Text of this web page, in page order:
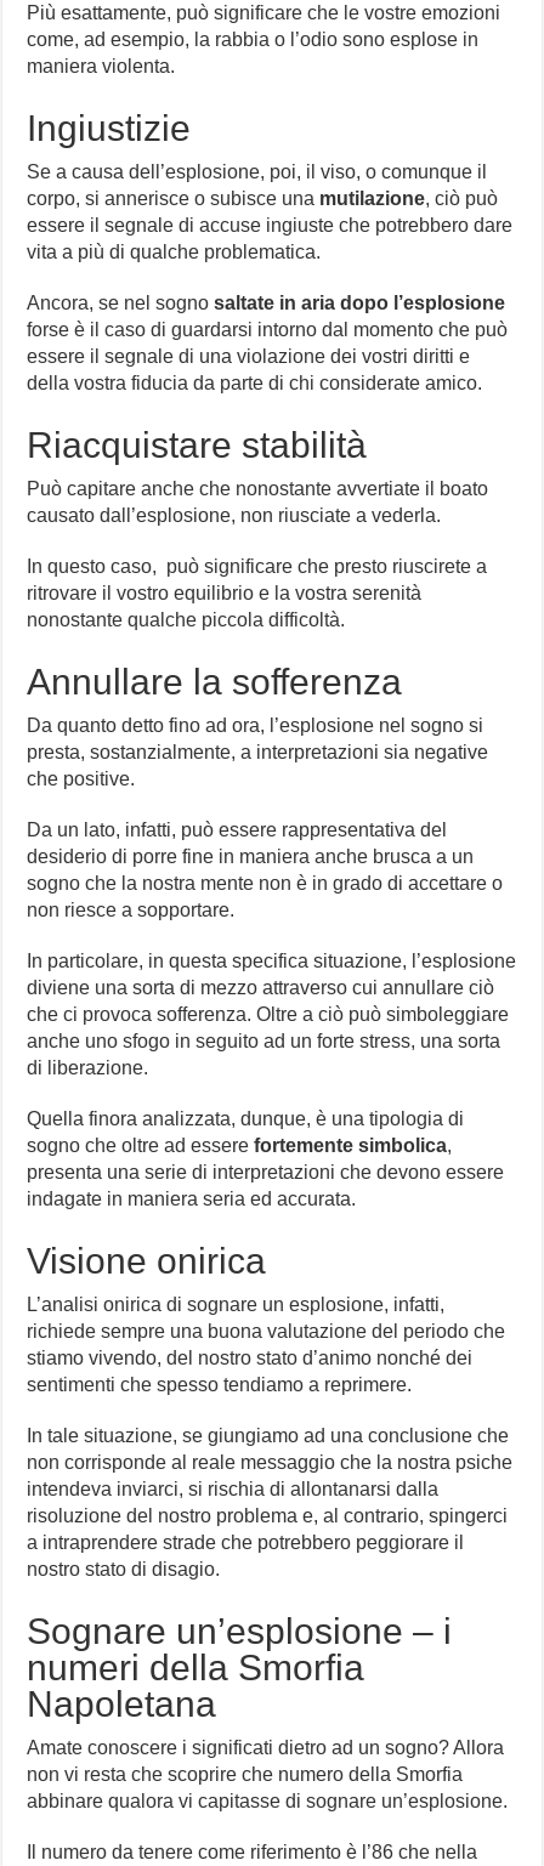
Più esattamente, può significare che le vostre emozioni
come, ad esempio, la rabbia o l’odio sono esplose in
maniera violenta.
Ingiustizie
Se a causa dell’esplosione, poi, il viso, o comunque il
corpo, si annerisce o subisce una mutilazione, ciò può
essere il segnale di accuse ingiuste che potrebbero dare
vita a più di qualche problematica.
Ancora, se nel sognosaltate in aria dopo l’esplosione
forse è il caso di guardarsi intorno dal momento che può
essere il segnale di una violazione dei vostri diritti e
della vostra fiducia da parte di chi considerate amico.
Riacquistare stabilità
Può capitare anche che nonostante avvertiate il boato
causato dall’esplosione, non riusciate a vederla.
In questo caso, può significare che presto riuscirete a
ritrovare il vostro equilibrio e la vostra serenità
nonostante qualche piccola difficoltà.
Annullare la sofferenza
Da quanto detto fino ad ora, l’esplosione nel sogno si
presta, sostanzialmente, a interpretazioni sia negative
che positive.
Da un lato, infatti, può essere rappresentativa del
desiderio di porre fine in maniera anche brusca a un
sogno che la nostra mente non è in grado di accettare o
non riesce a sopportare.
In particolare, in questa specifica situazione, l’esplosione
diviene una sorta di mezzo attraverso cui annullare ciò
che ci provoca sofferenza. Oltre a ciò può simboleggiare
anche uno sfogo in seguito ad un forte stress, una sorta
di liberazione.
Quella finora analizzata, dunque, è una tipologia di
sogno che oltre ad esserefortemente simbolica,
presenta una serie di interpretazioni che devono essere
indagate in maniera seria ed accurata.
Visione onirica
L’analisi onirica di sognare un esplosione, infatti,
richiede sempre una buona valutazione del periodo che
stiamo vivendo, del nostro stato d’animo nonché dei
sentimenti che spesso tendiamo a reprimere.
In tale situazione, se giungiamo ad una conclusione che
non corrisponde al reale messaggio che la nostra psiche
intendeva inviarci, si rischia di allontanarsi dalla
risoluzione del nostro problema e, al contrario, spingerci
a intraprendere strade che potrebbero peggiorare il
nostro stato di disagio.
Sognare un’esplosione – i
numeri della Smorfia
Napoletana
Amate conoscere i significati dietro ad un sogno? Allora
non vi resta che scoprire che numero della Smorfia
abbinare qualora vi capitasse di sognare un’esplosione.
Il numero da tenere come riferimento è l’86 che nella